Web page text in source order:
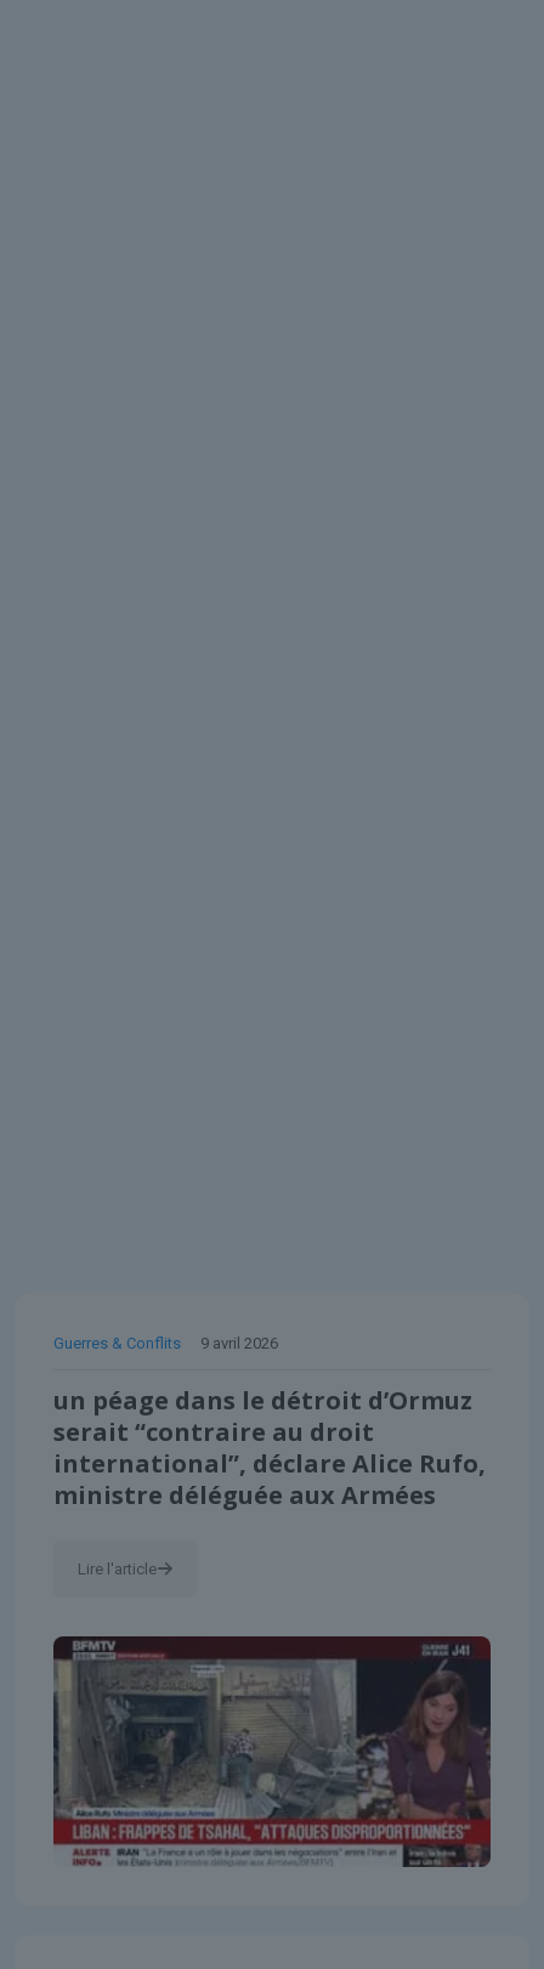
Guerres & Conflits 9 avril 2026
un péage dans le détroit d’Ormuz
serait “contraire au droit
international”, déclare Alice Rufo,
ministre déléguée aux Armées
Lire l'article